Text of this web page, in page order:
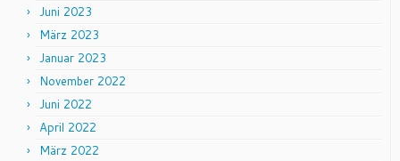
Juni 2023
März 2023
Januar 2023
November 2022
Juni 2022
April 2022
März 2022